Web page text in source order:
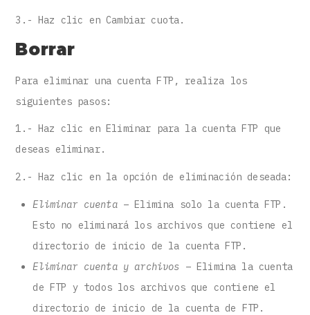
3.- Haz clic en Cambiar cuota.
Borrar
Para eliminar una cuenta FTP, realiza los
siguientes pasos:
1.- Haz clic en Eliminar para la cuenta FTP que
deseas eliminar.
2.- Haz clic en la opción de eliminación deseada:
Eliminar cuenta– Elimina solo la cuenta FTP.
Esto no eliminará los archivos que contiene el
directorio de inicio de la cuenta FTP.
Eliminar cuenta y archivos – Elimina la cuenta
de FTP y todos los archivos que contiene el
directorio de inicio de la cuenta de FTP.